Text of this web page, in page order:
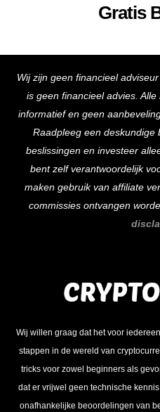
Gratis
Wij zijn geen financieel
is geen financieel advies.
informatief en geen
Raadpleeg een deskundige
beslissingen en investeer
bent zelf verantwoordelijk
maken gebruik van affiliate
commissies ontvangen
Wij willen graag dat het voor
stappen in de wereld van
tricks voor zowel beginners als
dat er vrijwel geen technische
onafhankelijke beoordelingen van